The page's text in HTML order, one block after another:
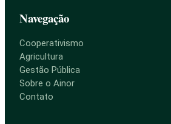
Navegação
Cooperativismo
Agricultura
Gestão Pública
Sobre o Ainor
Contato